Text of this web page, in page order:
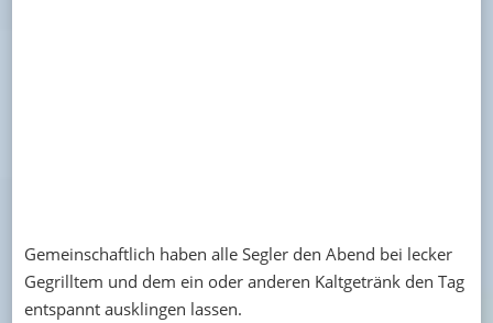
Gemeinschaftlich haben alle Segler den Abend bei lecker
Gegrilltem und dem ein oder anderen Kaltgetränk den Tag
entspannt ausklingen lassen.